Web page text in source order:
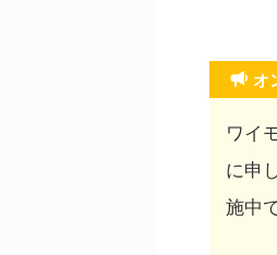
オ
ワイ
に申
施中